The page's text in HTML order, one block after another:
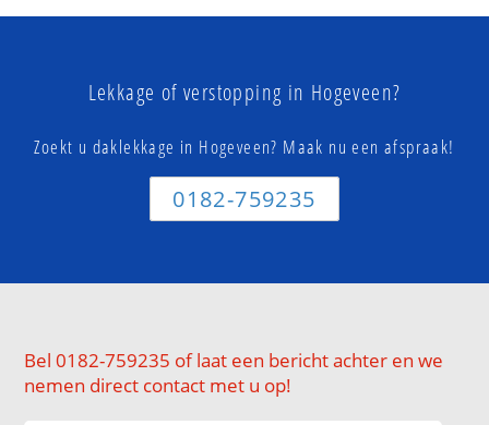
Lekkage of verstopping in Hogeveen?
Zoekt u daklekkage in Hogeveen? Maak nu een afspraak!
0182-759235
Bel 0182-759235 of laat een bericht achter en we
nemen direct contact met u op!